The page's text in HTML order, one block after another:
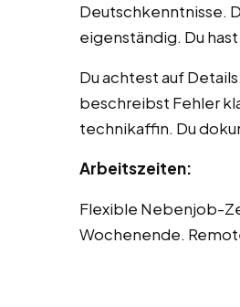
Deutschkenntnisse.
eigenständig. Du
Du achtest auf
beschreibst Fehler
technikaffin. Du
Arbeitszeiten:
Flexible Nebenjob-
Wochenende.